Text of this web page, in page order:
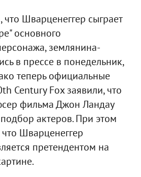
Шварценеггер сыграет
основного
землянина-
в прессе в понедельник,
теперь официальные
Century Fox заявили, что
фильма Джон Ландау
актеров. При этом
что Шварценеггер
претендентом на